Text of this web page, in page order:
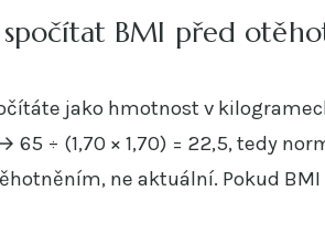
spočítat BMI před
jako hmotnost v
65 ÷ (1,70 × 1,70) = 22,5, tedy
ne aktuální. Pokud